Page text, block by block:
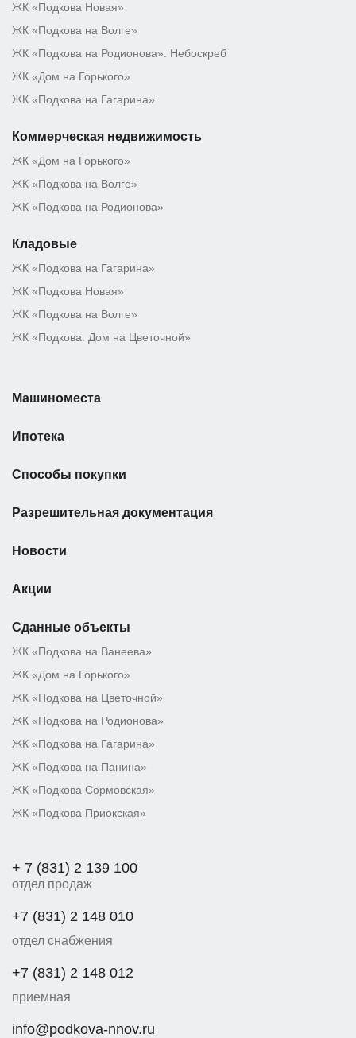
ЖК «Подкова Новая»
ЖК «Подкова на Волге»
ЖК «Подкова на Родионова». Небоскреб
ЖК «Дом на Горького»
ЖК «Подкова на Гагарина»
Коммерческая недвижимость
ЖК «Дом на Горького»
ЖК «Подкова на Волге»
ЖК «Подкова на Родионова»
Кладовые
ЖК «Подкова на Гагарина»
ЖК «Подкова Новая»
ЖК «Подкова на Волге»
ЖК «Подкова. Дом на Цветочной»
Машиноместа
Ипотека
Способы покупки
Разрешительная документация
Новости
Акции
Сданные объекты
ЖК «Подкова на Ванеева»
ЖК «Дом на Горького»
ЖК «Подкова на Цветочной»
ЖК «Подкова на Родионова»
ЖК «Подкова на Гагарина»
ЖК «Подкова на Панина»
ЖК «Подкова Сормовская»
ЖК «Подкова Приокская»
+ 7 (831) 2 139 100
отдел продаж
+7 (831) 2 148 010
отдел снабжения
+7 (831) 2 148 012
приемная
info@podkova-nnov.ru